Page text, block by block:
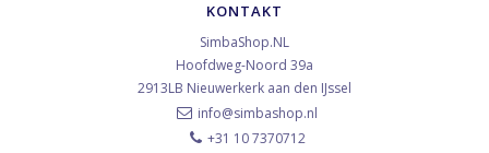
KONTAKT
SimbaShop.NL
Hoofdweg-Noord 39a
2913LB Nieuwerkerk aan den IJssel
info@simbashop.nl
+31 10 7370712